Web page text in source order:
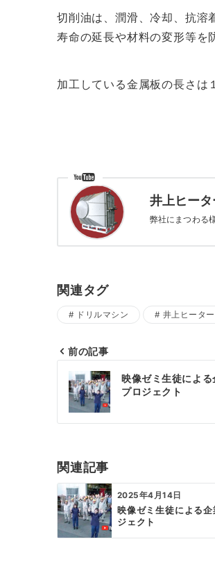
切削油は、潤滑、冷却、抗溶
寿命の延長や材料の変形等を
加工している金属板の長さは
井上ヒー
弊社にまつわる
関連タグ
ドリルマシン 井上ヒーター
投
稿
ナ
ゲ
ー
シ
ョ
前の記事
映像ゼミ生徒によ
プロジェクト
関連記事
2025年4月14日
映像ゼミ生徒による
ジェクト